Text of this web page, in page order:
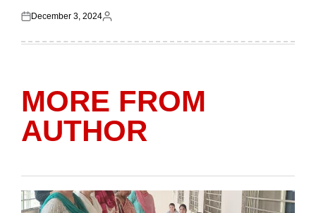
Posted
December 3, 2024
Posted
MORE FROM
AUTHOR